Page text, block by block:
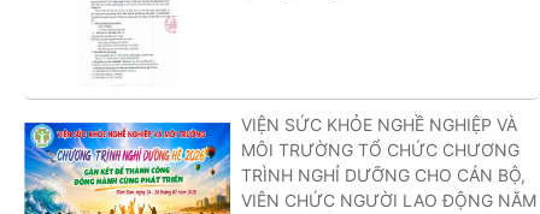
VIỆN SỨC KHỎE NGHỀ NGHIỆP VÀ
MÔI TRƯỜNG TỔ CHỨC CHƯƠNG
TRÌNH NGHỈ DƯỠNG CHO CÁN BỘ,
VIÊN CHỨC NGƯỜI LAO ĐỘNG NĂM